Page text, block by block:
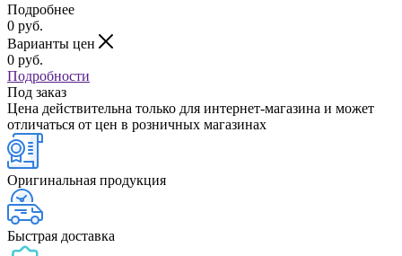
Подробнее
0 руб.
Варианты цен
0 руб.
Подробности
Под заказ
Цена действительна только для интернет-магазина и может
отличаться от цен в розничных магазинах
Оригинальная продукция
Быстрая доставка